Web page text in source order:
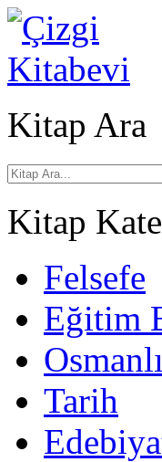
Kitap Ara
Kitap
Felsefe
Eğitim
Tarih